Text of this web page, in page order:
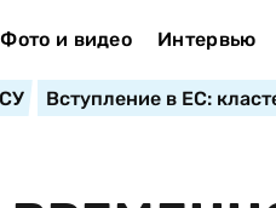
Фото и видео Интервью
Вступление в ЕС: